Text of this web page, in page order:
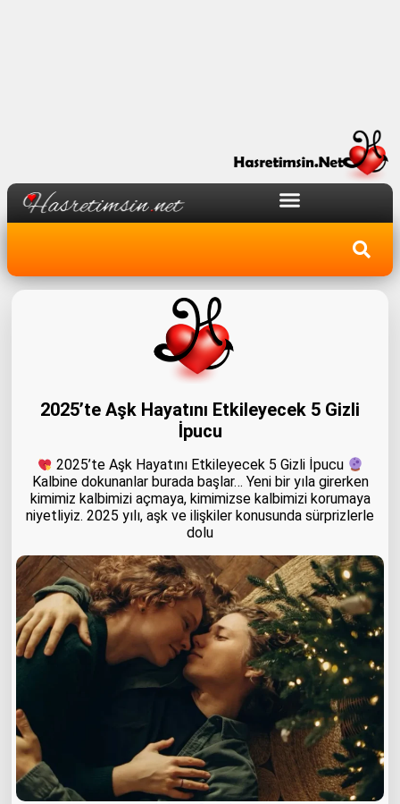
2025’te Aşk Hayatını Etkileyecek 5 Gizli
İpucu
2025’te Aşk Hayatını Etkileyecek 5 Gizli İpucu
Kalbine dokunanlar burada başlar… Yeni bir yıla girerken
kimimiz kalbimizi açmaya, kimimizse kalbimizi korumaya
niyetliyiz. 2025 yılı, aşk ve ilişkiler konusunda sürprizlerle
dolu